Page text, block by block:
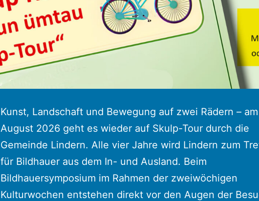
Kunst, Landschaft und Bewegung auf zwei Rädern – am
August 2026 geht es wieder auf Skulp-Tour durch die
Gemeinde Lindern. Alle vier Jahre wird Lindern zum
für Bildhauer aus dem In- und Ausland. Beim
Bildhauersymposium im Rahmen der zweiwöchigen
Kulturwochen entstehen direkt vor den Augen der